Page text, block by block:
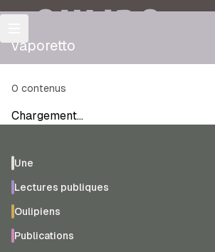
OULIPO
vaporetto
0 contenus
Chargement…
Une
Lectures publiques
Oulipiens
Publications